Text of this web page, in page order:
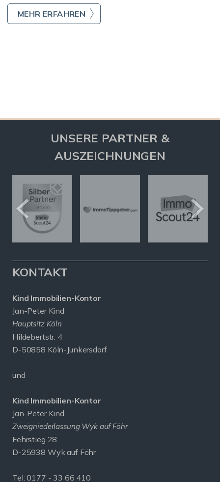
MEHR ERFAHREN
UNSERE PARTNER &
AUSZEICHNUNGEN
KONTAKT
Kind Immobilien-Kontor
Jan-Peter Kind
Hauptsitz Köln
Hildebertstr. 4
D-50858 Köln-Junkersdorf
und
Kind Immobilien-Kontor
Jan-Peter Kind
Zweigniederlassung Wyk auf Föhr
Fehrstieg 28
D-25938 Wyk auf Föhr
Tel:0177 - 33 66 410